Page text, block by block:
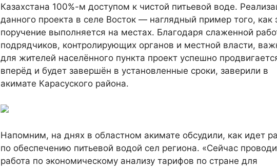
Казахстана 100%-м доступом к чистой питьевой воде.
данного проекта в селе Восток — наглядный пример того, как
поручение выполняется на местах. Благодаря слаженной
подрядчиков, контролирующих органов и местной власти,
для жителей населённого пункта проект успешно
вперёд и будет завершён в установленные сроки, заверили в
акимате Карасуского района.
Напомним, на днях в областном акимате обсудили, как идет
по обеспечению питьевой водой сел региона. «Сейчас
работа по экономическому анализу тарифов по стране для